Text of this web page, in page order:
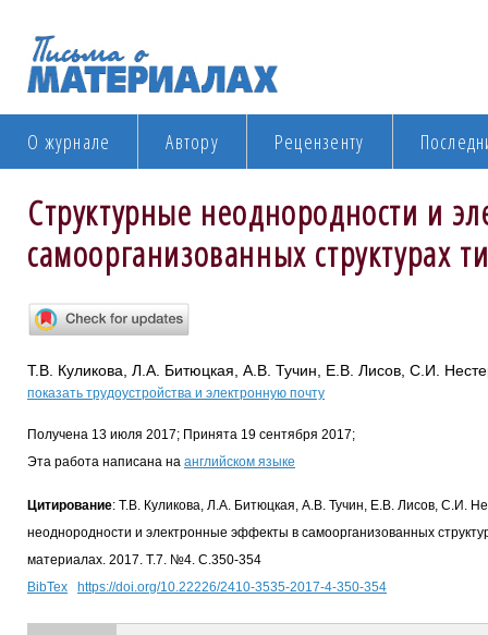
О журнале Автору Рецензенту
Структурные неоднородности и
самоорганизованных структурах
Т.В. Куликова, Л.А. Битюцкая, А.В. Тучин, Е.В. Лисов, С.И.
показать трудоустройства и электронную почту
Получена 13 июля 2017; Принята 19 сентября 2017;
Эта работа написана на английском языке
Цитирование: Т.В. Куликова, Л.А. Битюцкая, А.В. Тучин, Е.В. Лисов, С.И.
неоднородности и электронные эффекты в самоорганизованных
материалах. 2017. Т.7. №4. С.350-354
BibTex
https://doi.org/10.22226/2410-3535-2017-4-350-354